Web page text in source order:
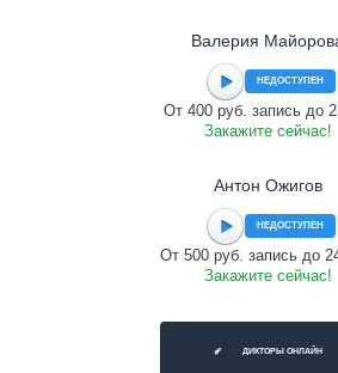
Валерия
НЕДОСТУПЕН
От 400 руб. запись до
Закажите сейчас!
Антон Ожигов
НЕДОСТУПЕН
От 500 руб. запись до
Закажите сейчас!
ДИКТОРЫ ОНЛАЙН